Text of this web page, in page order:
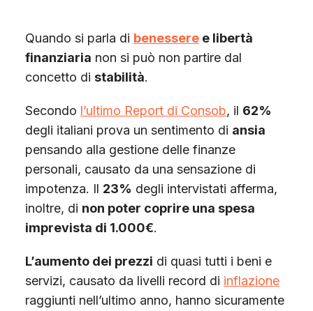
Quando si parla di benesseree libertà
finanziaria non si può non partire dal
concetto di stabilità.
Secondo l’ultimo Report di Consob, il 62%
degli italiani prova un sentimento di ansia
pensando alla gestione delle finanze
personali, causato da una sensazione di
impotenza. Il 23% degli intervistati afferma,
inoltre, di non poter coprire una spesa
imprevista di 1.000€.
L’aumento dei prezzi di quasi tutti i beni e
servizi, causato da livelli record di inflazione
raggiunti nell’ultimo anno, hanno sicuramente